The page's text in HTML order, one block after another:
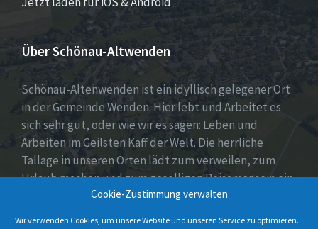
Cookie-Zustimmung verwalten
Wir verwenden Cookies, um unsere Website und unseren Service zu optimieren.
Über Schönau-Altwenden
Schönau-Altenwenden ist ein idyllisch gelegener Ort
in der Gemeinde Wenden. Hier lebt und Arbeitet es
sich sehr gut, oder wie wir es sagen: Leben und
Arbeiten im Geilsten Kaff der Welt. Die herrliche
Tallage in unseren Orten lädt zum verweilen, zum
Urlaub machen und zum geselligen Beisamensein ein.
Dies wird auch durch unser aktives Vereinsleben
unter Beweis gestellt.